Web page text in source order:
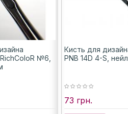
№6,
Кисть для
PNB 14D 4-S,
73 грн.